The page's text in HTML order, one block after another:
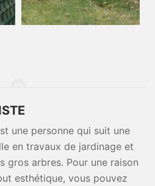
une personne qui suit une
en travaux de jardinage et
gros arbres. Pour une raison
esthétique, vous pouvez